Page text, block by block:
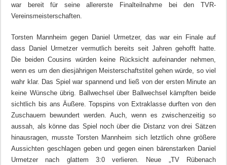
war bereit für seine allererste Finalteilnahme bei den TVR-
Vereinsmeisterschaften.
Torsten Mannheim gegen Daniel Urmetzer, das war ein Finale auf
dass Daniel Urmetzer vermutlich bereits seit Jahren gehofft hatte.
Die beiden Cousins würden keine Rücksicht aufeinander nehmen,
wenn es um den diesjährigen Meisterschaftstitel gehen würde, so viel
wahr klar. Das Spiel war spannend und ließ von der ersten Minute an
keine Wünsche übrig. Ballwechsel über Ballwechsel kämpften beide
sichtlich bis ans Äußere. Topspins von Extraklasse durften von den
Zuschauern bewundert werden. Auch, wenn es zwischenzeitig so
aussah, als könne das Spiel noch über die Distanz von drei Sätzen
hinausragen, musste Torsten Mannheim sich letztlich ohne größere
Aussichten geschlagen geben und gegen einen bärenstarken Daniel
Urmetzer nach glattem 3:0 verlieren. Neue „TV Rübenach